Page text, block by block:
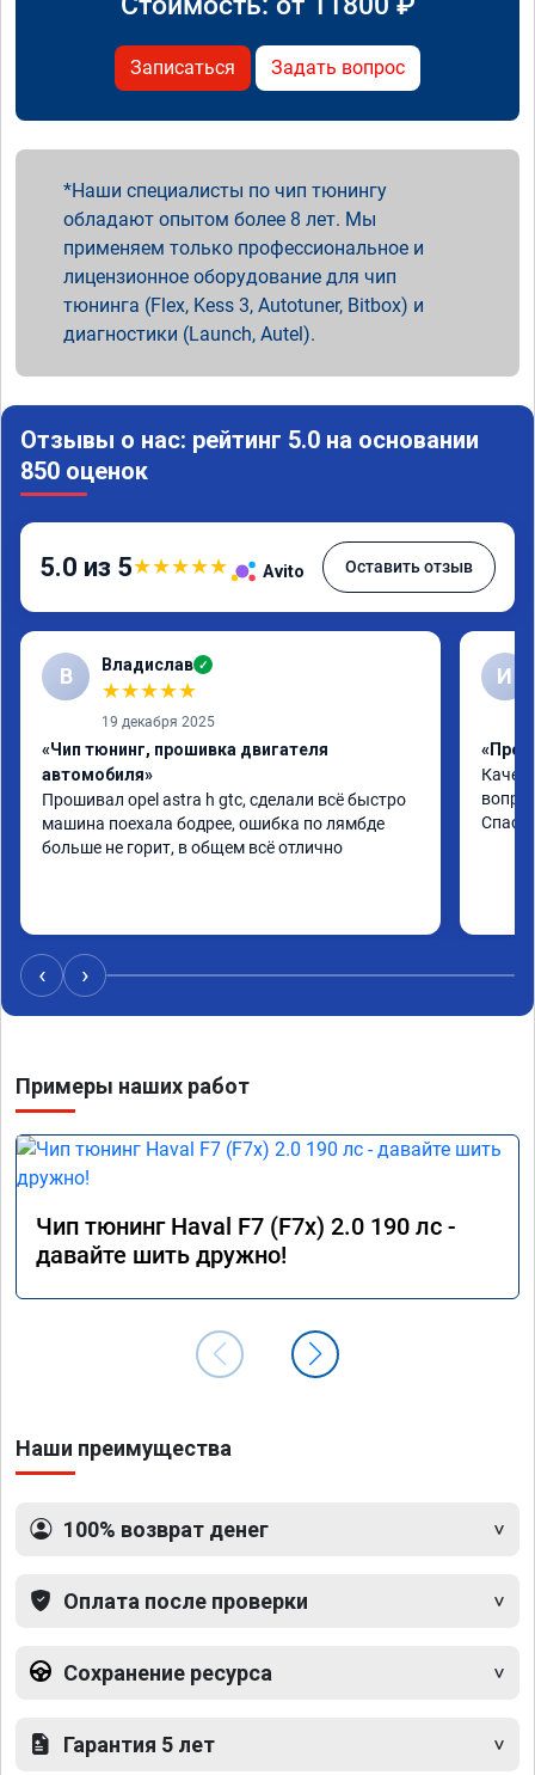
Записаться Задать вопрос
Наши специалисты по чип тюнингу
обладают опытом более 8 лет. Мы
применяем только профессиональное и
лицензионное оборудование для чип
тюнинга (Flex, Kess 3, Autotuner, Bitbox) и
диагностики (Launch, Autel).
Отзывы о нас: рейтинг 5.0 на основании
850 оценок
5.0 из 5★★★★★ Avito Оставить отзыв
В Владислав ✓
★★★★★
19 декабря 2025
«Чип тюнинг, прошивка двигателя
автомобиля»
Прошивал opel astra h gtc, сделали всё быстро
машина поехала бодрее, ошибка по лямбде
больше не горит, в общем всё отлично
И
‹ ›
Примеры наших работ
Чип тюнинг Haval F7 (F7x) 2.0 190 лс -
давайте шить дружно!
Наши преимущества
100% возврат денег
Оплата после проверки
Сохранение ресурса
Гарантия 5 лет